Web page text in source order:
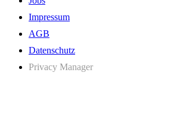
Impressum
AGB
Datenschutz
Privacy Manager